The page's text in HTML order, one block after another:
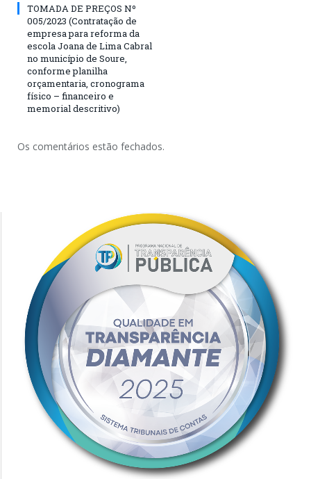
TOMADA DE PREÇOS Nº
005/2023 (Contratação de
empresa para reforma da
escola Joana de Lima Cabral
no município de Soure,
conforme planilha
orçamentaria, cronograma
físico – financeiro e
memorial descritivo)
Os comentários estão fechados.